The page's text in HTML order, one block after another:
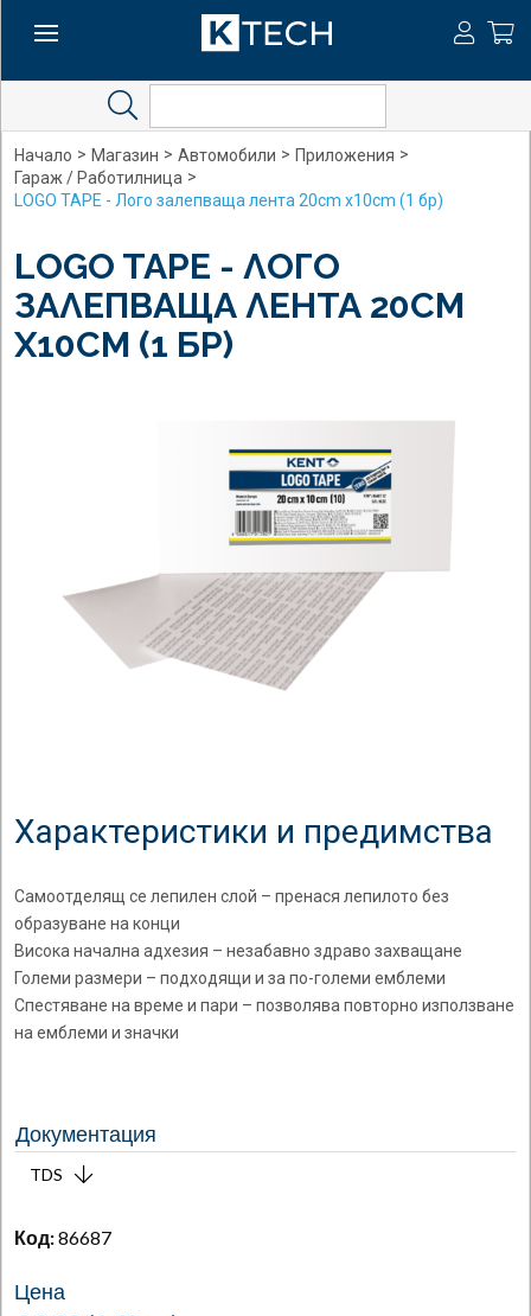
Начало > Магазин > Автомобили > Приложения >
Гараж / Работилница >
LOGO TAPE - Лого залепваща лента 20cm x10cm (1 бр)
LOGO TAPE - ЛОГО
ЗАЛЕПВАЩА ЛЕНТА 20CM
X10CM (1 БР)
Характеристики и предимства
Самоотделящ се лепилен слой – пренася лепилото без
образуване на конци
Висока начална адхезия – незабавно здраво захващане
Големи размери – подходящи и за по-големи емблеми
Спестяване на време и пари – позволява повторно използване
на емблеми и значки
Документация
TDS
Код:86687
Цена